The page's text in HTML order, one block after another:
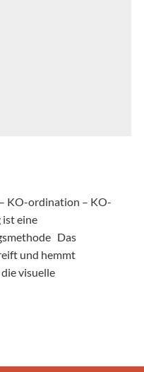
KO-ordination – KO-
eine
Das
und hemmt
visuelle